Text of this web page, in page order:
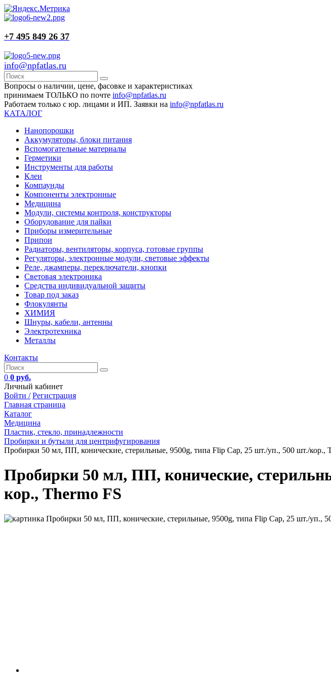
+7 495 849 26 37
info@npfatlas.ru
Вопросы о наличии, цене, фасовке и характеристиках
принимаем ТОЛЬКО по почте info@npfatlas.ru
Работаем только с юр. лицами и ИП. Заявки на info@npfatlas.ru
КАТАЛОГ
Нанопорошки
Аккумуляторы, блоки питания
Вспомогательные материалы
Герметики
Инструменты для работы
Клеи
Компаунды
Компоненты электронные
Медицина
Модули, системы контроля, конструкторы
Оборудование для пайки
Приборы измерительные
Припои
Радиаторы, вентиляторы, корпуса, готовые группы
Регуляторы, электронные модули, световые эффекты
Реле, джамперы, переключатели, кнопки
Световая электроника
Средства индивидуальной защиты
Товар под заказ
Флокулянты
ХИМИЯ
Шнуры, кабели, антенны
Электротехника
Металлы
Контакты
0 0 руб.
Личный кабинет
Войти / Регистрация
Главная страница
Каталог
Медицина
Пластик, стекло, принадлежности
Пробирки и бутыли для центрифугирования
Пробирки 50 мл, ПП, конические, стерильные, 9500g, типа Flip Cap, 25 шт./уп., 500 шт./кор.,
Пробирки 50 мл, ПП, конические,
кор., Thermo FS